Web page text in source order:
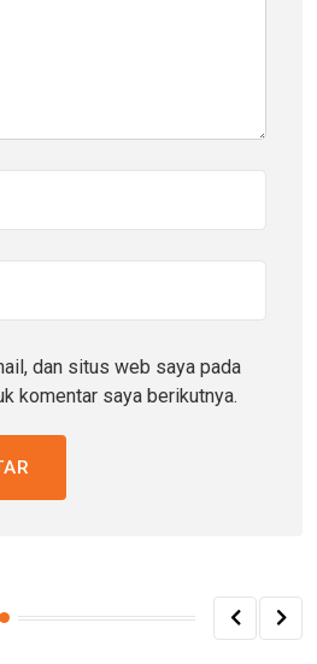
dan situs web saya pada
komentar saya berikutnya.